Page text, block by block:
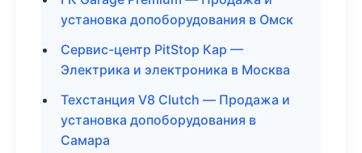
установка допоборудования в Омск
Сервис-центр PitStop Кар —
Электрика и электроника в Москва
Техстанция V8 Clutch — Продажа и
установка допоборудования в
Самара